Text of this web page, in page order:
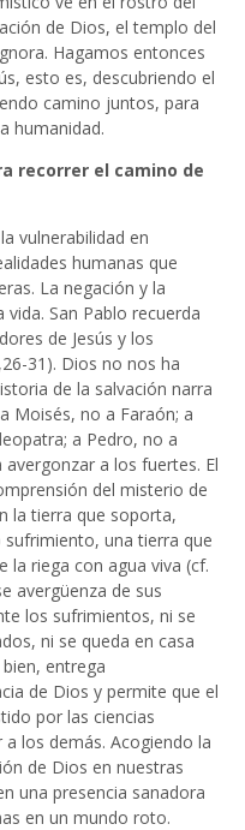
de Dios, el templo del
Hagamos entonces
esto es, descubriendo el
camino juntos, para
humanidad.
recorrer el camino de
vulnerabilidad en
humanas que
La negación y la
San Pablo recuerda
de Jesús y los
31). Dios no nos ha
de la salvación narra
Moisés, no a Faraón; a
a Pedro, no a
a los fuertes. El
del misterio de
la tierra que soporta,
una tierra que
la riega con agua viva (cf.
avergüenza de sus
los sufrimientos, ni se
ni se queda en casa
entrega
de Dios y permite que el
por las ciencias
los demás. Acogiendo la
de Dios en nuestras
una presencia sanadora
en un mundo roto.